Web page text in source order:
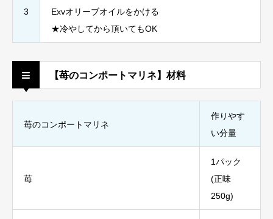
3
Exvオリーブオイルをかける
★冷やしてから頂いてもOK
【苺のコンポートマリネ】材料
苺のコンポートマリネ
作りやす
い分量
苺
1パック
(正味
250g)